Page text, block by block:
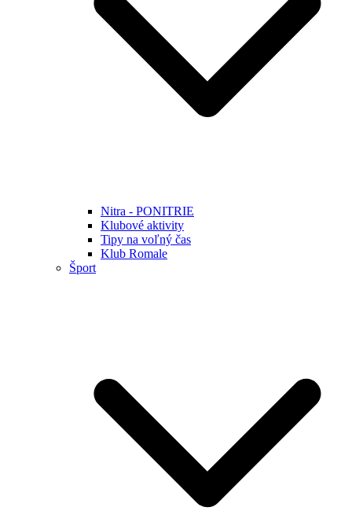
Nitra - PONITRIE
Klubové aktivity
Tipy na voľný čas
Klub Romale
Šport